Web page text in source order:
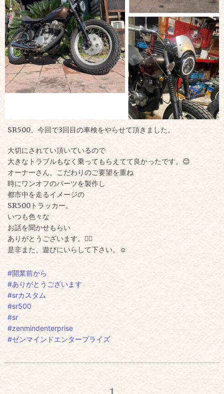
SR500、今回で3回目の車検をやらせて頂きました。
大切にされてい頂いているので
大きなトラブルもなく乗ってもらえてて良かったです。😊
オーナーさん、こだわりのご要望を重ね
時にワンオフのパーツを製作し
都市中を走るイメージの
SR500トラッカー。
いつも色々な
お話を聞かせもらい
ありがとうございます。🙂‍↕️
是非また、遊びにいらして下さい。☺️
#開業前から
#ありがとうございます
#srカスタム
#sr500
#sr
#zenmindenterprise
#ゼンマインドエンタープライズ